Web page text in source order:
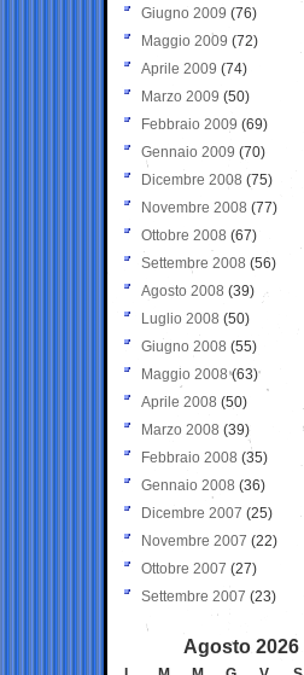
Giugno 2009 (76)
Maggio 2009 (72)
Aprile 2009 (74)
Marzo 2009 (50)
Febbraio 2009 (69)
Gennaio 2009 (70)
Dicembre 2008 (75)
Novembre 2008 (77)
Ottobre 2008 (67)
Settembre 2008 (56)
Agosto 2008 (39)
Luglio 2008 (50)
Giugno 2008 (55)
Maggio 2008(63)
Aprile 2008 (50)
Marzo 2008 (39)
Febbraio 2008 (35)
Gennaio 2008 (36)
Dicembre 2007 (25)
Novembre 2007 (22)
Ottobre 2007 (27)
Settembre 2007 (23)
Agosto 2026